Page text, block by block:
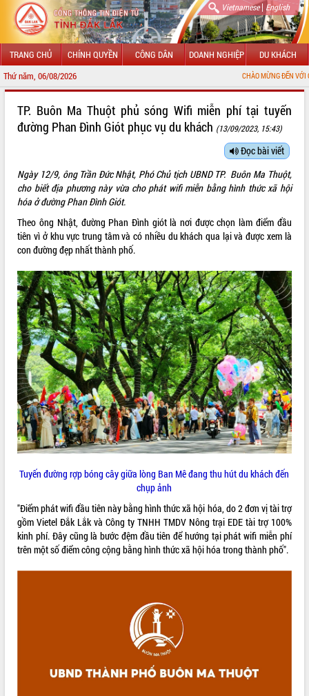
Vietnamese| English
TRANG CHỦ CHÍNH QUYỀN CÔNG DÂN DOANH NGHIỆP DU KHÁCH
Thứ năm, 06/08/2026 CHÀO MỪNG ĐẾN VỚI CỔNG THÔNG
LÃNH ĐẠO UBND TỈNH
SỞ, BAN, NGÀNH
THÔNG TIN CHỈ ĐẠO ĐIỀU HÀNH
HỆ THỐNG VĂN BẢN
VĂN BẢN HĐND TỈNH
ĐIỂM TIN VĂN BẢN
QUY HOẠCH - KẾ HOẠCH
TP. Buôn Ma Thuột phủ sóng Wifi miễn phí tại tuyến
đường Phan Đình Giót phục vụ du khách (13/09/2023, 15:43)
Đọc bài viết
Ngày 12/9, ông Trần Đức Nhật, Phó Chủ tịch UBND TP. Buôn Ma Thuột,
cho biết địa phương này vừa cho phát wifi miễn bằng hình thức xã hội
hóa ở đường Phan Đình Giót.
Theo ông Nhật, đường Phan Đình giót là nơi được chọn làm điểm đầu
tiên vì ở khu vực trung tâm và có nhiều du khách qua lại và được xem là
con đường đẹp nhất thành phố.
Tuyến đường rợp bóng cây giữa lòng Ban Mê đang thu hút du khách đến
chụp ảnh
"Điểm phát wifi đầu tiên này bằng hình thức xã hội hóa, do 2 đơn vị tài trợ
gồm Vietel Đắk Lắk và Công ty TNHH TMDV Nông trại EDE tài trợ 100%
kinh phí. Đây cũng là bước đệm đầu tiên để hướng tại phát wifi miễn phí
trên một số điểm công cộng bằng hình thức xã hội hóa trong thành phố".